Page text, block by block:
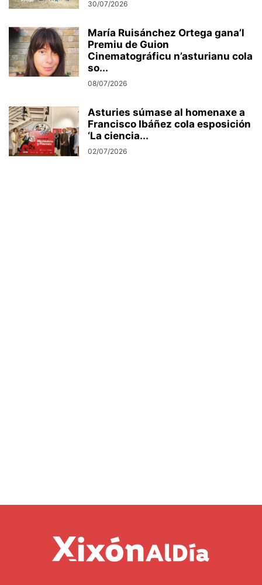
30/07/2026
María Ruisánchez Ortega gana’l
Premiu de Guion
Cinematográficu n’asturianu cola
so...
08/07/2026
Asturies súmase al homenaxe a
Francisco Ibáñez cola esposición
‘La ciencia...
02/07/2026